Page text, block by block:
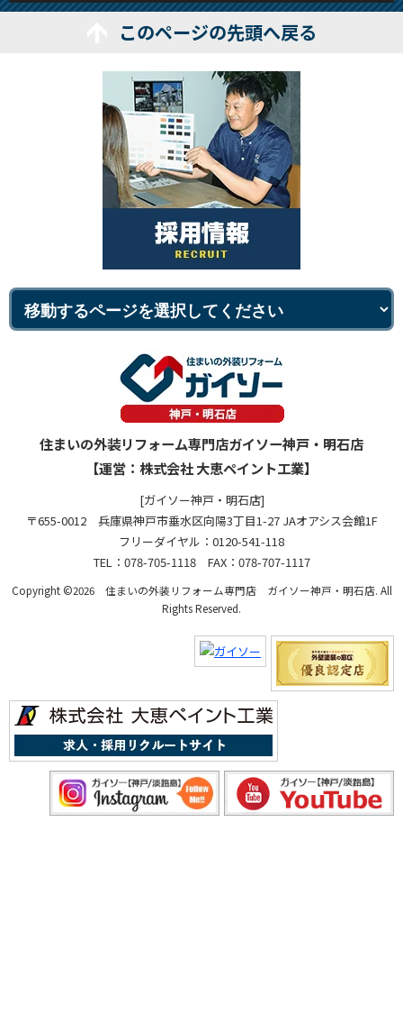
このページの先頭へ戻る
住まいの外装リフォーム専門店ガイソー神戸・明石店
【運営：株式会社 大恵ペイント工業】
[ガイソー神戸・明石店]
〒655-0012 兵庫県神戸市垂水区向陽3丁目1-27 JAオアシス会館1F
フリーダイヤル：0120-541-118
TEL：078-705-1118 FAX：078-707-1117
Copyright ©2026 住まいの外装リフォーム専門店 ガイソー神戸・明石店. All
Rights Reserved.